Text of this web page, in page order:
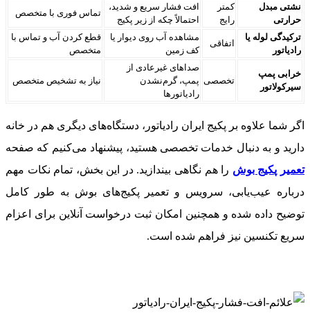
نشتی مبدل
حرارتی
کمتر
رایج
افت فشار سریع و شدید،
احتمالاً چکه از زیر پکیج
تماس فوری با متخصص
ترکیدگی لوله یا
رادیاتور
اتفاقی
مشاهده آب روی دیوار یا
کف زمین
قطع کردن آب و تماس با
متخصص
خرابی پمپ
سیرکولاتور
تخصصی
صداهای غیرعادی از
پمپ، گرم‌نشدن
رادیاتورها
نیاز به تشخیص متخصص
اگر شما علاوه بر پکیج ایران رادیاتور، دستگاه‌های دیگری هم در خانه
دارید و به دنبال خدمات تخصصی هستید، پیشنهاد می‌کنیم که صفحه
تعمیر پکیج بوش را هم نگاهی بیندازید. در این بخش، تمام نکات مهم
درباره عیب‌یابی، سرویس و تعمیر پکیج‌های بوش به طور کامل
توضیح داده شده و همچنین امکان ثبت درخواست آنلاین برای اعزام
سریع تکنسین نیز فراهم شده است.